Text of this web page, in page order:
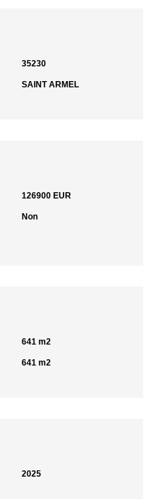
35230
SAINT ARMEL
126900 EUR
Non
641 m2
641 m2
2025